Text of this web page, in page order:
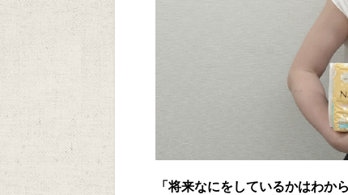
「将来なにをしているかはわか